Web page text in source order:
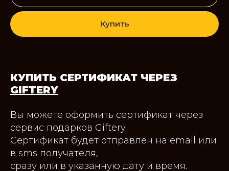
Купить
КУПИТЬ СЕРТИФИКАТ ЧЕРЕЗ
GIFTERY
Вы можете оформить сертификат через
сервис подарков Giftery.
Сертификат будет отправлен на email или
в sms получателя,
сразу или в указанную дату и время.